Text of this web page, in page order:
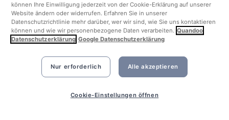
Niederlande
Singapur
können Ihre Einwilligung jederzeit von der Cookie-Erklärung auf unserer
Website ändern oder widerrufen. Erfahren Sie in unserer
Datenschutzrichtlinie mehr darüber, wer wir sind, wie Sie uns kontaktieren
können und wie wir personenbezogene Daten verarbeiten. Quandoo
Datenschutzerklärung Google Datenschutzerklärung
Nur erforderlich Alle akzeptieren
Cookie-Einstellungen öffnen